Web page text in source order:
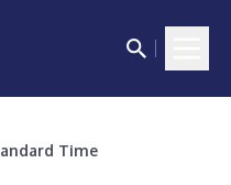
Time